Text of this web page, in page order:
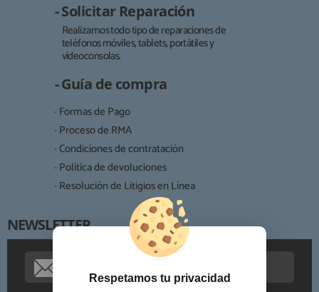
- Solicitar Reparación
Realizamos todo tipo de reparaciones de
teléfonos móviles, tablets, portátiles y
videoconsolas.
- Guía de compra
· Formas de Pago
· Proceso de RMA
· Condiciones de contratación
· Política de devoluciones
· Resolución de Litigios en Línea
NEWSLETTER
Responsable:
Finalidad:
Destinatarios:
Derechos:
Procedencia de los datos:
Información adicional:
Respetamos tu privacidad